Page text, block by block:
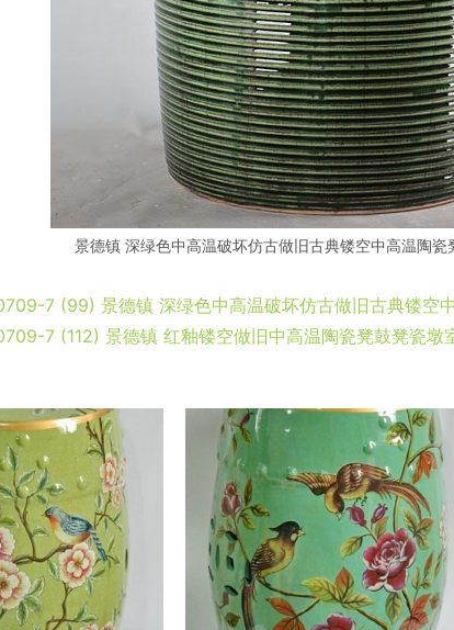
景德镇 深绿色中高温破坏仿古做旧古典镂空中高温陶瓷
7 (99) 景德镇 深绿色中高温破坏仿古做旧古典镂空
7 (112) 景德镇 红釉镂空做旧中高温陶瓷凳鼓凳瓷墩